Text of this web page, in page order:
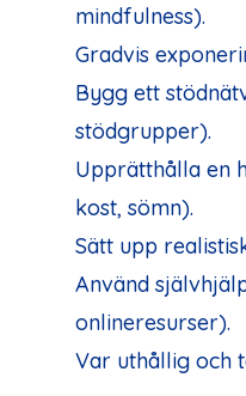
mindfulness).
Gradvis
Bygg ett
stödgrupper).
Upprätthålla en
kost, sömn).
Sätt upp
Använd
onlineresurser).
Var uthållig och